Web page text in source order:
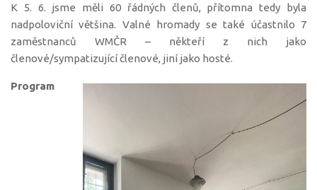
K 5. 6. jsme měli 60 řádných členů, přítomna tedy byla
nadpoloviční většina. Valné hromady se také účastnilo 7
zaměstnanců WMČR – někteří z nich jako
členové/sympatizující členové, jiní jako hosté.
Program